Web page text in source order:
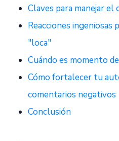
Claves para manejar
Reacciones ingeniosas
"loca"
Cuándo es momento
Cómo fortalecer tu
comentarios negativos
Conclusión